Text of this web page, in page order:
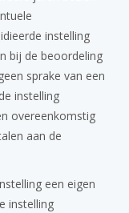
instelling
bij de beoordeling
sprake van een
instelling
overeenkomstig
aan de
een eigen
instelling